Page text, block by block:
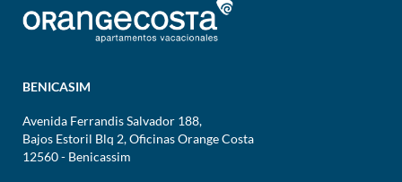
BENICASIM
Avenida Ferrandis Salvador 188,
Bajos Estoril Blq 2, Oficinas Orange Costa
12560 - Benicassim